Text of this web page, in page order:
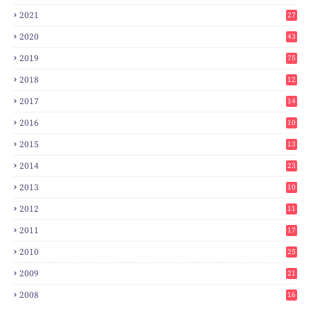
2021 27
2020 43
2019 75
2018
12
8
2017
14
2016
10
3
2015
13
7
2014
23
2
2013
10
0
2012
11
3
2011
17
2010
25
0
2009
21
2008
16